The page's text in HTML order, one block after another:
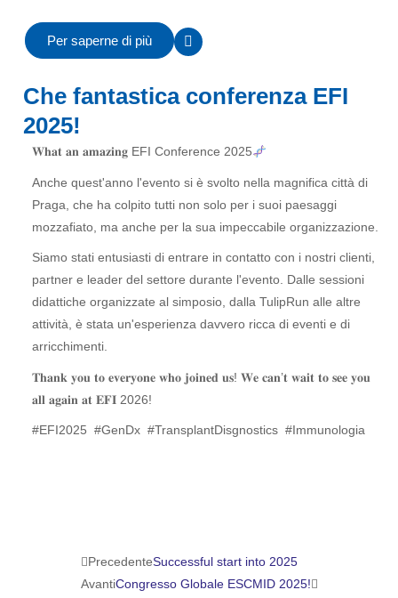
Per saperne di più
Che fantastica conferenza EFI
2025!
𝐖𝐡𝐚𝐭 𝐚𝐧 𝐚𝐦𝐚𝐳𝐢𝐧𝐠 EFI Conference 2025
Anche quest'anno l'evento si è svolto nella magnifica città di
Praga, che ha colpito tutti non solo per i suoi paesaggi
mozzafiato, ma anche per la sua impeccabile organizzazione.
Siamo stati entusiasti di entrare in contatto con i nostri clienti,
partner e leader del settore durante l'evento. Dalle sessioni
didattiche organizzate al simposio, dalla TulipRun alle altre
attività, è stata un'esperienza davvero ricca di eventi e di
arricchimenti.
𝐓𝐡𝐚𝐧𝐤 𝐲𝐨𝐮 𝐭𝐨 𝐞𝐯𝐞𝐫𝐲𝐨𝐧𝐞 𝐰𝐡𝐨 𝐣𝐨𝐢𝐧𝐞𝐝 𝐮𝐬! 𝐖𝐞 𝐜𝐚𝐧’𝐭 𝐰𝐚𝐢𝐭 𝐭𝐨 𝐬𝐞𝐞 𝐲𝐨𝐮
𝐚𝐥𝐥 𝐚𝐠𝐚𝐢𝐧 𝐚𝐭 𝐄𝐅𝐈 2026!
#EFI2025 #GenDx #TransplantDisgnostics # Immunologia
Precedente
PrecedenteSuccessful start into 2025
AvantiCongresso Globale ESCMID 2025!